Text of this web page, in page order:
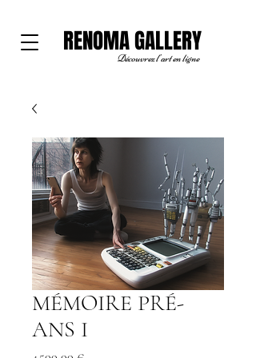
RENOMA GALLERY
Découvrez l'art en ligne
MÉMOIRE PRÉ-
ANS I